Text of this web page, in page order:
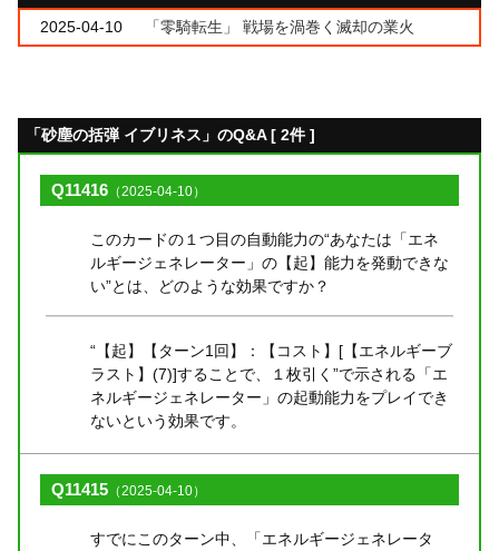
2025-04-10 「零騎転生」 戦場を渦巻く滅却の業火
「砂塵の括弾 イブリネス」のQ&A [ 2件 ]
Q11416 （2025-04-10）
このカードの１つ目の自動能力の“あなたは「エネ
ルギージェネレーター」の【起】能力を発動できな
い”とは、どのような効果ですか？
“【起】【ターン1回】：【コスト】[【エネルギーブ
ラスト】(7)]することで、１枚引く”で示される「エ
ネルギージェネレーター」の起動能力をプレイでき
ないという効果です。
Q11415 （2025-04-10）
すでにこのターン中、「エネルギージェネレータ